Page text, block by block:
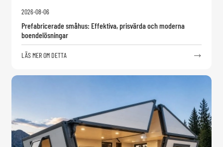
2026-08-06
Prefabricerade småhus: Effektiva, prisvärda och moderna
boendelösningar
LÄS MER OM DETTA 